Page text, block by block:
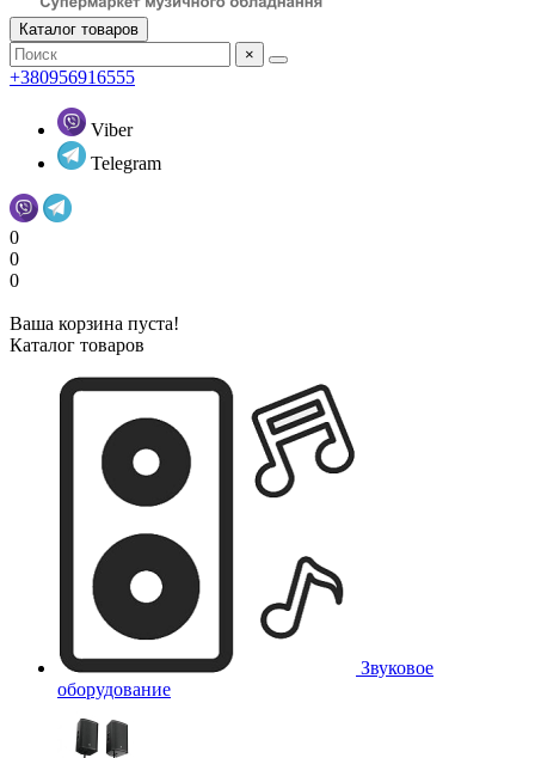
Каталог товаров
×
+380956916555
Viber
Telegram
0
0
0
Ваша корзина пуста!
Каталог товаров
Звуковое
оборудование